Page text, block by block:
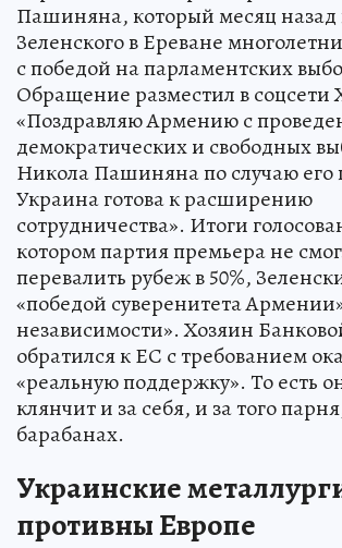
Пашиняна, который месяц назад
Зеленского в Ереване
с победой на парламентских
Обращение разместил в соцсети
«Поздравляю Армению с
демократических и свободных
Никола Пашиняна по случаю его
Украина готова к расширению
сотрудничества». Итоги
котором партия премьера не
перевалить рубеж в 50%,
«победой суверенитета
независимости». Хозяин
обратился к ЕС с требованием
«реальную поддержку». То есть
клянчит и за себя, и за того
барабанах.
Украинские
противны Европе